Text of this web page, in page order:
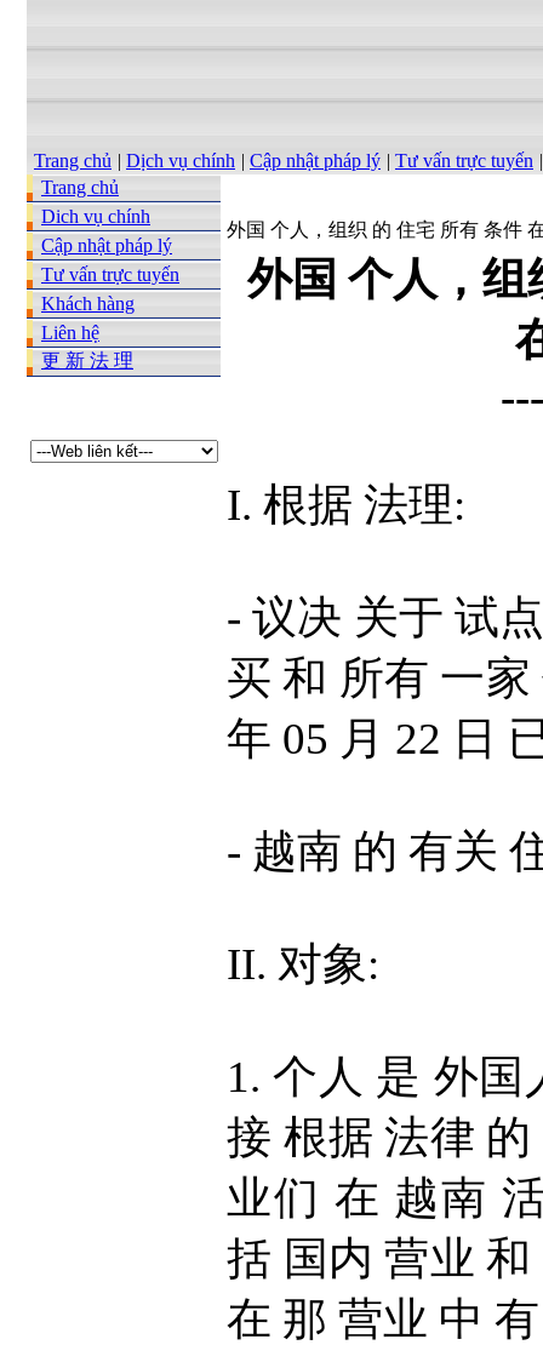
Trang chủ | Dịch vụ chính | Cập nhật pháp lý | Tư vấn trực tuyến |
Trang chủ
Dich vụ chính
Cập nhật pháp lý
Tư vấn trực tuyến
Khách hàng
Liên hệ
更 新 法 理
外国 个人，组织 的 住宅 所有 条件
外国 个人，组
I. 根据 法理:
- 议决 关于 试
买 和 所有 一
年 05 月 22 日
- 越南 的 有关
II. 对象:
1. 个人 是 外
接 根据 法律
业们 在 越南
括 国内 营业
在 那 营业 中